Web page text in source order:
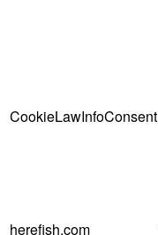
CookieLawInfoConsent
herefish.com